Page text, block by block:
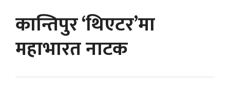
कान्तिपुर ‘थिएटर’मा
महाभारत नाटक